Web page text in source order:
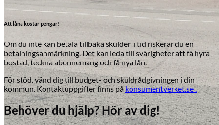
Skadeverkstad
Att låna kostar pengar!
Om du inte kan betala tillbaka skulden i tid riskerar du en
betalningsanmärkning. Det kan leda till svårigheter att få hyra
bostad, teckna abonnemang och få nya lån.
För stöd, vänd dig till budget- och skuldrådgivningen i din
kommun. Kontaktuppgifter finns påkonsumentverket.se .
Behöver du hjälp? Hör av dig!